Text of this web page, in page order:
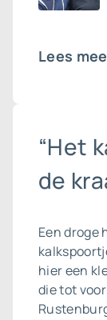
Lees
“Het
de
Een droge
hier een
die tot